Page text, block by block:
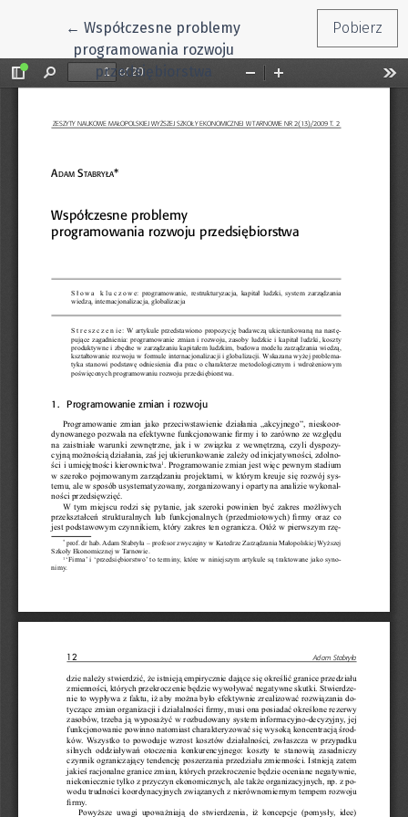
←Wróć do szczegółów artykułu
Współczesne problemy
programowania rozwoju
przedsiębiorstwa
Pobierz